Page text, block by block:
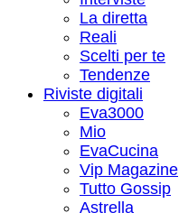
La diretta
Reali
Scelti per te
Tendenze
Riviste digitali
Eva3000
Mio
EvaCucina
Vip Magazine
Tutto Gossip
Astrella